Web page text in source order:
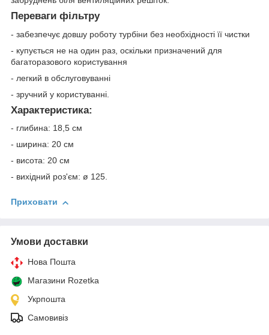
Переваги фільтру
- забезпечує довшу роботу турбіни без необхідності її чистки
- купується не на один раз, оскільки призначений для
багаторазового користування
- легкий в обслуговуванні
- зручний у користуванні.
Характеристика:
- глибина: 18,5 см
- ширина: 20 см
- висота: 20 см
- вихідний роз'єм: ø 125.
Приховати
Умови доставки
Нова Пошта
Магазини Rozetka
Укрпошта
Самовивіз